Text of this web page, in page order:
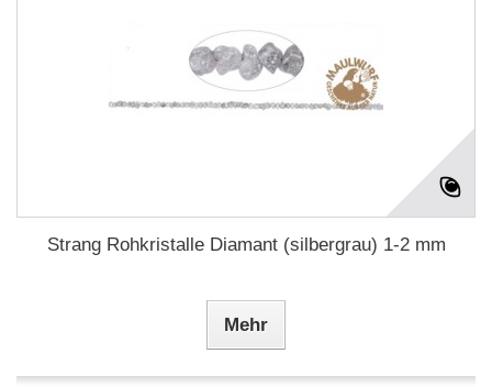
Strang Rohkristalle Diamant (silbergrau) 1-2 mm
Mehr